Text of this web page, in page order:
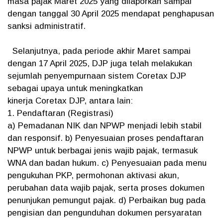
dengan tanggal 30 April 2025 mendapat penghapusan
sanksi administratif.
Selanjutnya, pada periode akhir Maret sampai
dengan 17 April 2025, DJP juga telah melakukan
sejumlah penyempurnaan sistem Coretax DJP
sebagai upaya untuk meningkatkan
kinerja Coretax DJP, antara lain:
1. Pendaftaran (Registrasi)
a) Pemadanan NIK dan NPWP menjadi lebih stabil
dan responsif. b) Penyesuaian proses pendaftaran
NPWP untuk berbagai jenis wajib pajak, termasuk
WNA dan badan hukum. c) Penyesuaian pada menu
pengukuhan PKP, permohonan aktivasi akun,
perubahan data wajib pajak, serta proses dokumen
penunjukan pemungut pajak. d) Perbaikan bug pada
pengisian dan pengunduhan dokumen persyaratan